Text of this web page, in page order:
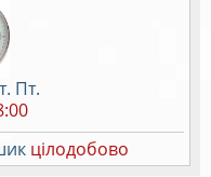
Пт.
цілодобово